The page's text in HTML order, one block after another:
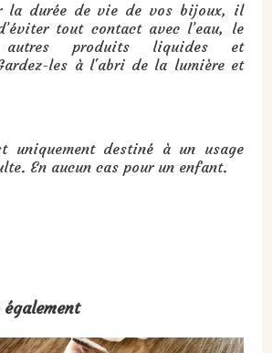
la durée de vie de vos bijoux, il
tout contact avec l’eau, le
produits liquides et
les à l'abri de la lumière et
uniquement destiné à un usage
En aucun cas pour un enfant.